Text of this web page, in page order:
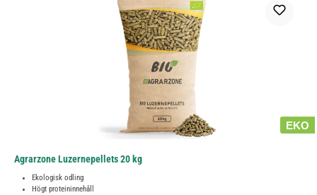
EKO
Agrarzone Luzernepellets 20 kg
Ekologisk odling
Högt proteininnehåll